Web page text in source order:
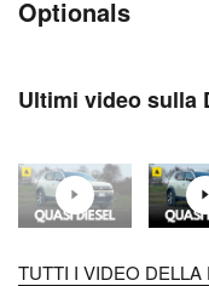
Optionals
Ultimi video sulla
TUTTI I VIDEO DELLA